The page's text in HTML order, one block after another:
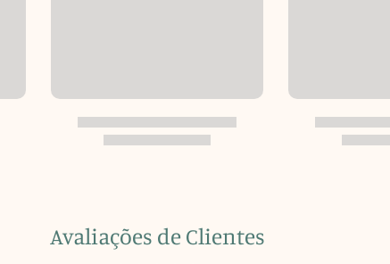
Avaliações de Clientes